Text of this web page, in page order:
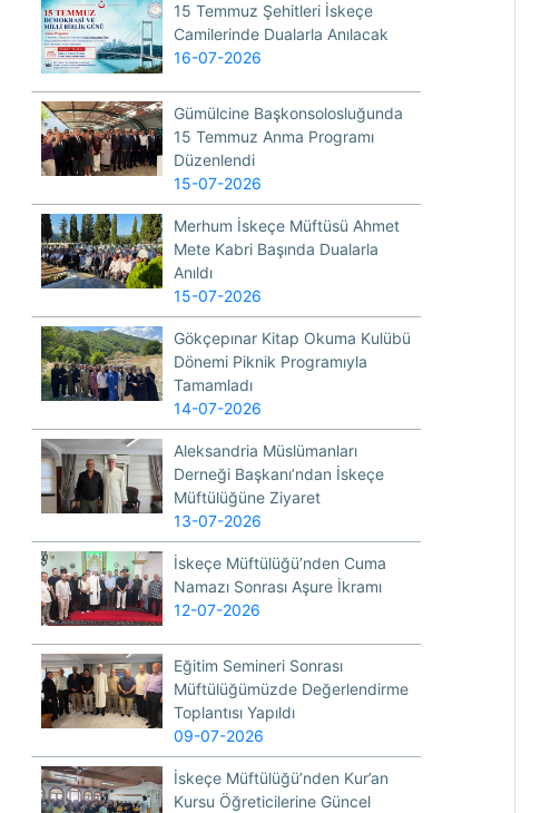
15 Temmuz Şehitleri İskeçe
Camilerinde Dualarla Anılacak
16-07-2026
Gümülcine Başkonsolosluğunda
15 Temmuz Anma Programı
Düzenlendi
15-07-2026
Merhum İskeçe Müftüsü Ahmet
Mete Kabri Başında Dualarla
Anıldı
15-07-2026
Gökçepınar Kitap Okuma Kulübü
Dönemi Piknik Programıyla
Tamamladı
14-07-2026
Aleksandria Müslümanları
Derneği Başkanı’ndan İskeçe
Müftülüğüne Ziyaret
13-07-2026
İskeçe Müftülüğü’nden Cuma
Namazı Sonrası Aşure İkramı
12-07-2026
Eğitim Semineri Sonrası
Müftülüğümüzde Değerlendirme
Toplantısı Yapıldı
09-07-2026
İskeçe Müftülüğü’nden Kur’an
Kursu Öğreticilerine Güncel